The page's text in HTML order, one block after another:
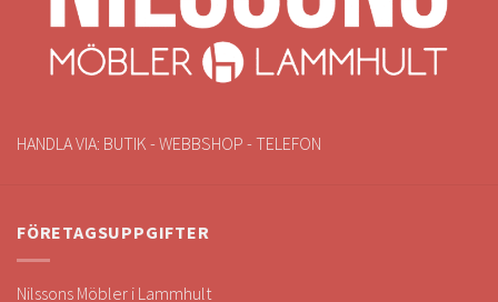
HANDLA VIA: BUTIK - WEBBSHOP - TELEFON
FÖRETAGSUPPGIFTER
Nilssons Möbler i Lammhult